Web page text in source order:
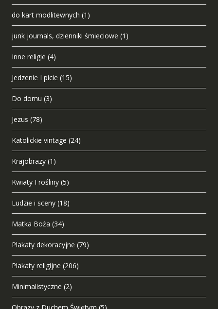
do kart modlitewnych (1)
junk journals, dzienniki śmieciowe (1)
Inne religie (4)
Jedzenie I picie (15)
Do domu (3)
Jezus (78)
Katolickie vintage (24)
Krajobrazy (1)
Kwiaty I rośliny (5)
Ludzie i sceny (18)
Matka Boża (34)
Plakaty dekoracyjne (79)
Plakaty religijne (206)
Minimalistyczne (2)